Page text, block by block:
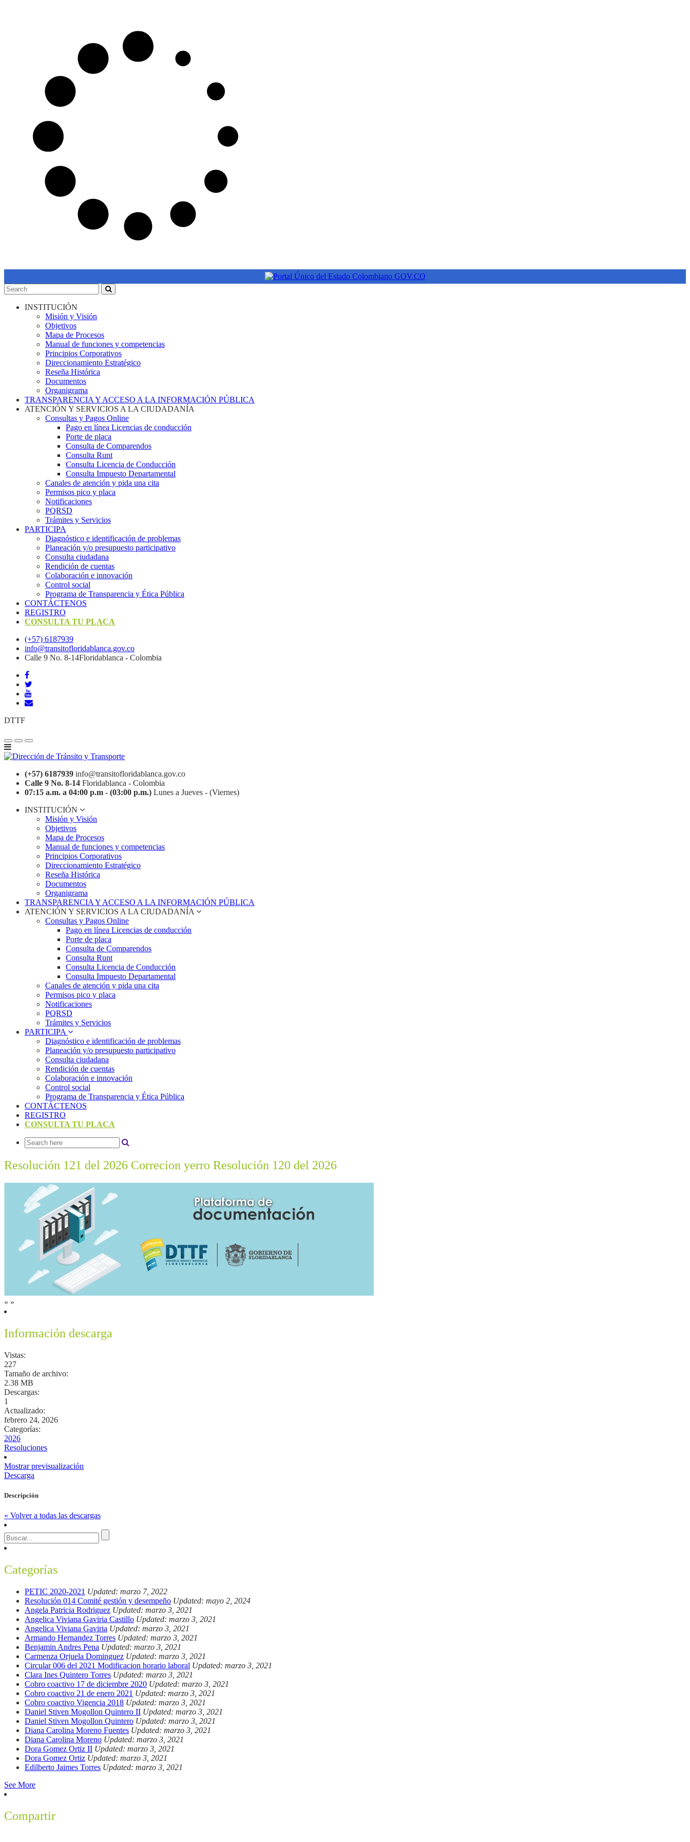
INSTITUCIÓN
Misión y Visión
Objetivos
Mapa de Procesos
Manual de funciones y competencias
Principios Corporativos
Direccionamiento Estratégico
Reseña Histórica
Documentos
Organigrama
TRANSPARENCIA Y ACCESO A LA INFORMACIÓN PÚBLICA
ATENCIÓN Y SERVICIOS A LA CIUDADANÍA
Consultas y Pagos Online
Pago en línea Licencias de conducción
Porte de placa
Consulta de Comparendos
Consulta Runt
Consulta Licencia de Conducción
Consulta Impuesto Departamental
Canales de atención y pida una cita
Permisos pico y placa
Notificaciones
PQRSD
Trámites y Servicios
PARTICIPA
Diagnóstico e identificación de problemas
Planeación y/o presupuesto participativo​
Consulta ciudadana
Rendición de cuentas
Colaboración e innovación
Control social
Programa de Transparencia y Ética Pública
CONTÁCTENOS
REGISTRO
CONSULTA TU PLACA
(+57) 6187939
info@transitofloridablanca.gov.co
Calle 9 No. 8-14Floridablanca - Colombia
DTTF
(+57) 6187939 info@transitofloridablanca.gov.co
Calle 9 No. 8-14 Floridablanca - Colombia
07:15 a.m. a 04:00 p.m - (03:00 p.m.) Lunes a Jueves - (Viernes)
INSTITUCIÓN
Misión y Visión
Objetivos
Mapa de Procesos
Manual de funciones y competencias
Principios Corporativos
Direccionamiento Estratégico
Reseña Histórica
Documentos
Organigrama
TRANSPARENCIA Y ACCESO A LA INFORMACIÓN PÚBLICA
ATENCIÓN Y SERVICIOS A LA CIUDADANÍA
Consultas y Pagos Online
Pago en línea Licencias de conducción
Porte de placa
Consulta de Comparendos
Consulta Runt
Consulta Licencia de Conducción
Consulta Impuesto Departamental
Canales de atención y pida una cita
Permisos pico y placa
Notificaciones
PQRSD
Trámites y Servicios
PARTICIPA
Diagnóstico e identificación de problemas
Planeación y/o presupuesto participativo​
Consulta ciudadana
Rendición de cuentas
Colaboración e innovación
Control social
Programa de Transparencia y Ética Pública
CONTÁCTENOS
REGISTRO
CONSULTA TU PLACA
Resolución 121 del 2026 Correcion yerro Resolución 120 del 2026
« »
Información descarga
Vistas:
227
Tamaño de archivo:
2.38 MB
Descargas:
1
Actualizado:
febrero 24, 2026
Categorías:
2026
Resoluciones
Mostrar previsualización
Descarga
Descripción
« Volver a todas las descargas
Categorías
PETIC 2020-2021 Updated: marzo 7, 2022
Resolución 014 Comité gestión y desempeño Updated: mayo 2, 2024
Angela Patricia Rodriguez Updated: marzo 3, 2021
Angelica Viviana Gaviria Castillo Updated: marzo 3, 2021
Angelica Viviana Gaviria Updated: marzo 3, 2021
Armando Hernandez Torres Updated: marzo 3, 2021
Benjamin Andres Pena Updated: marzo 3, 2021
Carmenza Orjuela Dominguez Updated: marzo 3, 2021
Circular 006 del 2021 Modificacion horario laboral Updated: marzo 3, 2021
Clara Ines Quintero Torres Updated: marzo 3, 2021
Cobro coactivo 17 de diciembre 2020 Updated: marzo 3, 2021
Cobro coactivo 21 de enero 2021 Updated: marzo 3, 2021
Cobro coactivo Vigencia 2018 Updated: marzo 3, 2021
Daniel Stiven Mogollon Quintero II Updated: marzo 3, 2021
Daniel Stiven Mogollon Quintero Updated: marzo 3, 2021
Diana Carolina Moreno Fuentes Updated: marzo 3, 2021
Diana Carolina Moreno Updated: marzo 3, 2021
Dora Gomez Ortiz II Updated: marzo 3, 2021
Dora Gomez Ortiz Updated: marzo 3, 2021
Edilberto Jaimes Torres Updated: marzo 3, 2021
See More
Compartir